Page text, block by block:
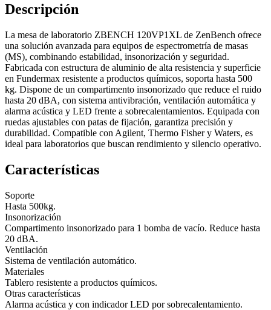
Descripción
La mesa de laboratorio ZBENCH 120VP1XL de ZenBench ofrece
una solución avanzada para equipos de espectrometría de masas
(MS), combinando estabilidad, insonorización y seguridad.
Fabricada con estructura de aluminio de alta resistencia y superficie
en Fundermax resistente a productos químicos, soporta hasta 500
kg. Dispone de un compartimento insonorizado que reduce el ruido
hasta 20 dBA, con sistema antivibración, ventilación automática y
alarma acústica y LED frente a sobrecalentamientos. Equipada con
ruedas ajustables con patas de fijación, garantiza precisión y
durabilidad. Compatible con Agilent, Thermo Fisher y Waters, es
ideal para laboratorios que buscan rendimiento y silencio operativo.
Características
Soporte
Hasta 500kg.
Insonorización
Compartimento insonorizado para 1 bomba de vacío. Reduce hasta
20 dBA.
Ventilación
Sistema de ventilación automático.
Materiales
Tablero resistente a productos químicos.
Otras características
Alarma acústica y con indicador LED por sobrecalentamiento.